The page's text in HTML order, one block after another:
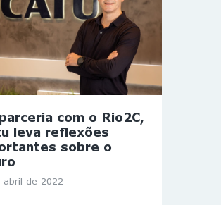
com o Rio2C,
leva reflexões
sobre o
abril de 2022